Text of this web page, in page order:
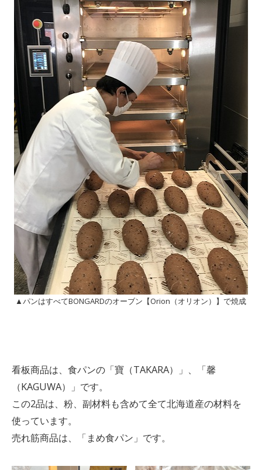
▲パンはすべてBONGARDのオーブン【Orion（オリオン）】で焼成
看板商品は、食パンの「寶（TAKARA）」、「馨
（KAGUWA）」です。
この2品は、粉、副材料も含めて全て北海道産の材料を
使っています。
売れ筋商品は、「まめ食パン」です。